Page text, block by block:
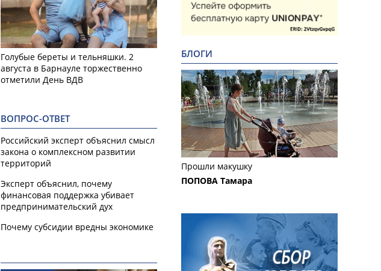
Голубые береты и тельняшки. 2
августа в Барнауле торжественно
отметили День ВДВ
ВОПРОС-ОТВЕТ
Российский эксперт объяснил смысл
закона о комплексном развитии
территорий
Эксперт объяснил, почему
финансовая поддержка убивает
предпринимательский дух
Почему субсидии вредны экономике
БЛОГИ
Прошли макушку
ПОПОВА Тамара